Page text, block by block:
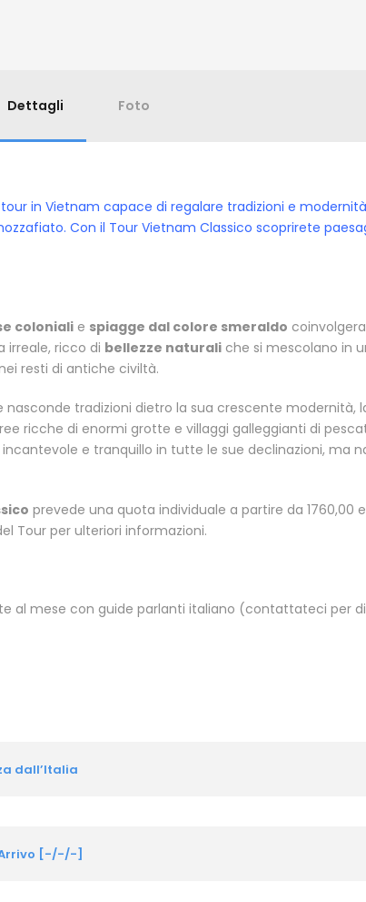
Dettagli Foto
in Vietnam capace di regalare tradizioni e
Con il Tour Vietnam Classico scoprirete
coloniali e spiagge dal colore smeraldo
irreale, ricco di bellezze naturali che si mescolano in
resti di antiche civiltà.
nasconde tradizioni dietro la sua crescente modernità,
ricche di enormi grotte e villaggi galleggianti di
e tranquillo in tutte le sue declinazioni, ma
prevede una quota individuale a partire da 1760,00
Tour per ulteriori informazioni.
al mese con guide parlanti italiano (contattateci per
dall’Italia
[-/-/-]